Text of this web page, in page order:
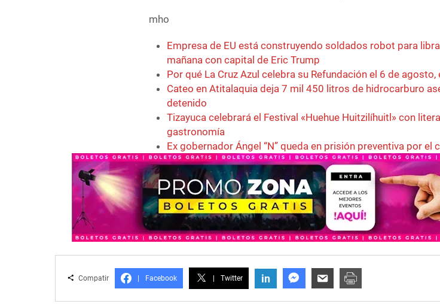
mho
Empresa de EU está construyendo soldados robot para
mañana con capital de Eric Trump
Por qué La Cruz Azul celebra su Refundación el 6 de
Cateo en Atitalaquia deja 7 mil 450 litros de hidrocarburo
detenido
Tizayuca celebrará el Festival «Huehue Huitzilíhuitl» con
gastronomía
Ex gobernador Ángel “N” queda en prisión preventiva por el
Compatir Facebook Twitter in